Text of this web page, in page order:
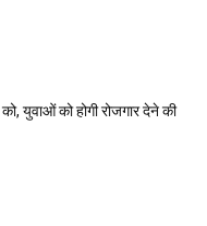
युवाओं को होगी रोजगार देने की